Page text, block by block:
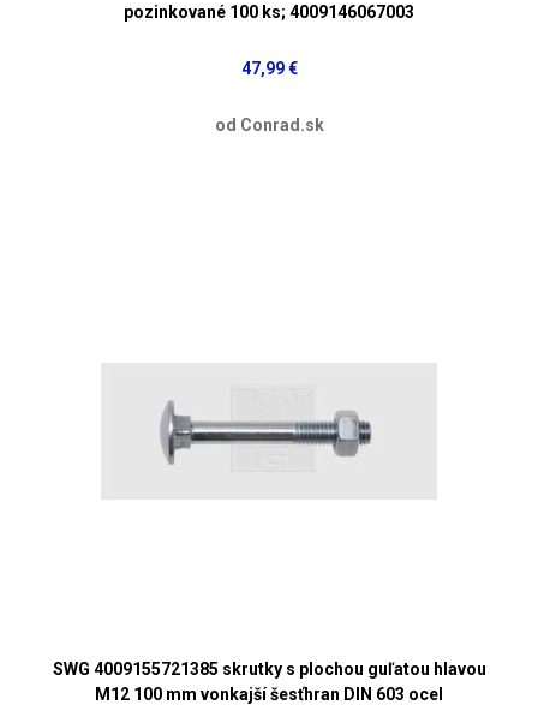
pozinkované 100 ks; 4009146067003
47,99 €
od Conrad.sk
SWG 4009155721385 skrutky s plochou guľatou hlavou
M12 100 mm vonkajší šesťhran DIN 603 ocel